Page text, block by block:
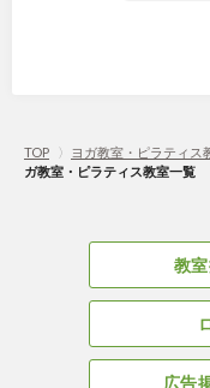
TOP 〉 ヨガ教室・ピラティス
ガ教室・ピラティス教室一覧
教
広告